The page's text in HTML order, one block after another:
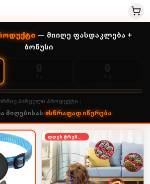
— მიიღე ფასდაკლება +
ბონუსი
პირველი პროდუქტი ↓
მიღებისას• სწრაფად იწურება
დღეს ტრენდში